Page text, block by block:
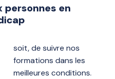
en
soit, de suivre nos
formations dans les
meilleures conditions.